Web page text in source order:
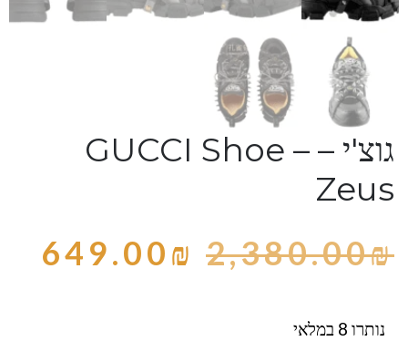
גוצ'י – GUCCI Shoe –
Zeus
2,380.00₪
649.00₪
נותרו 8 במלאי